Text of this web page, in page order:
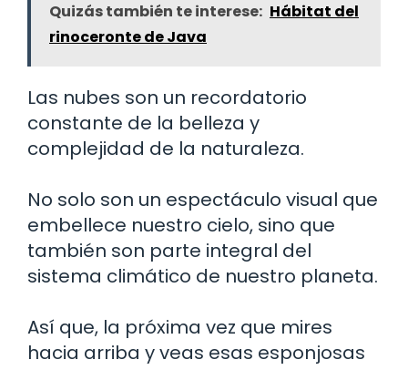
Quizás también te interese: Hábitat del
rinoceronte de Java
Las nubes son un recordatorio
constante de la belleza y
complejidad de la naturaleza.
No solo son un espectáculo visual que
embellece nuestro cielo, sino que
también son parte integral del
sistema climático de nuestro planeta.
Así que, la próxima vez que mires
hacia arriba y veas esas esponjosas